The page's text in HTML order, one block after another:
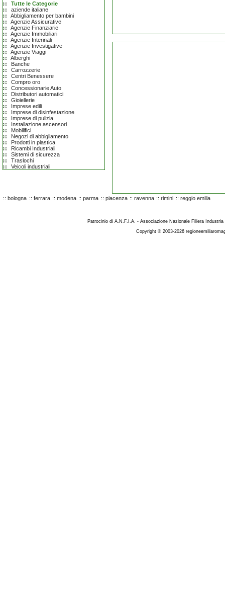
Tutte le Categorie
aziende italiane
Abbigliamento per bambini
Agenzie Assicurative
Agenzie Finanziarie
Agenzie Immobiliari
Agenzie Interinali
Agenzie Investigative
Agenzie Viaggi
Alberghi
Banche
Carrozzerie
Centri Benessere
Compro oro
Concessionarie Auto
Distributori automatici
Gioiellerie
Imprese edili
Imprese di disinfestazione
Imprese di pulizia
Installazione ascensori
Mobilifici
Negozi di abbigliamento
Prodotti in plastica
Ricambi Industriali
Sistemi di sicurezza
Traslochi
Veicoli industriali
:: bologna :: ferrara :: modena :: parma :: piacenza :: ravenna :: rimini :: reggio emilia
Patrocinio di A.N.F.I.A. - Associazione Nazionale Filiera
Copyright © 2003-2026